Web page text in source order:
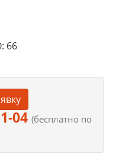
66
04 (бесплатно по